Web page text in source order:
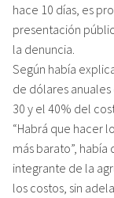
hace 10 días, es
presentación
la denuncia.
Según había
de dólares
30 y el 40% del
“Habrá que hacer
más barato”,
integrante de la
los costos, sin